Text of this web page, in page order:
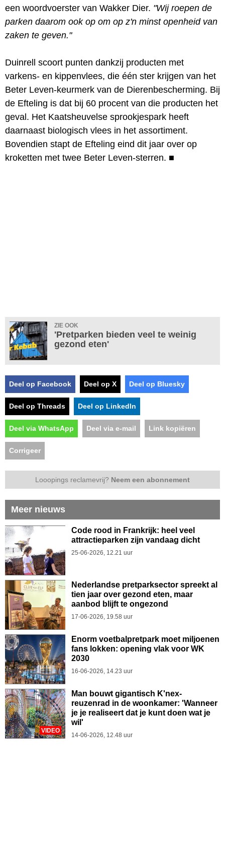
een woordvoerster van Wakker Dier. "Wij roepen de
parken daarom ook op om op z'n minst openheid van
zaken te geven."
Duinrell scoort punten dankzij producten met
varkens- en kippenvlees, die één ster krijgen van het
Beter Leven-keurmerk van de Dierenbescherming. Bij
de Efteling is dat bij 60 procent van die producten het
geval. Het Kaatsheuvelse sprookjespark heeft
daarnaast biologisch vlees in het assortiment.
Bovendien stapt de Efteling eind dit jaar over op
kroketten met twee Beter Leven-sterren. ■
ZIE OOK
'Pretparken bieden veel te weinig
gezond eten'
Deel op Facebook Deel op X Deel op Bluesky
Deel op Threads Deel op LinkedIn
Deel via WhatsApp Deel via e-mail Link kopiëren
Corrigeer
Looopings reclamevrij? Neem een abonnement
Meer nieuws
Code rood in Frankrijk: heel veel
attractieparken zijn vandaag dicht
25-06-2026, 12.21 uur
Nederlandse pretparksector spreekt al
tien jaar over gezond eten, maar
aanbod blijft te ongezond
17-06-2026, 19.58 uur
Enorm voetbalpretpark moet miljoenen
fans lokken: opening vlak voor WK
2030
16-06-2026, 14.23 uur
VIDEO
Man bouwt gigantisch K'nex-
reuzenrad in de woonkamer: 'Wanneer
je je realiseert dat je kunt doen wat je
wil'
14-06-2026, 12.48 uur